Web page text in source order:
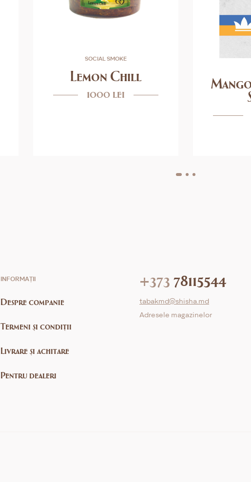
SOCIAL SMOKE
Lemon Chill
1000 lei
INFORMAȚII
Despre companie
Termeni și condiții
Livrare și achitare
Pentru dealeri
+373 78115544
tabakmd@shisha.md
Adresele magazinelor